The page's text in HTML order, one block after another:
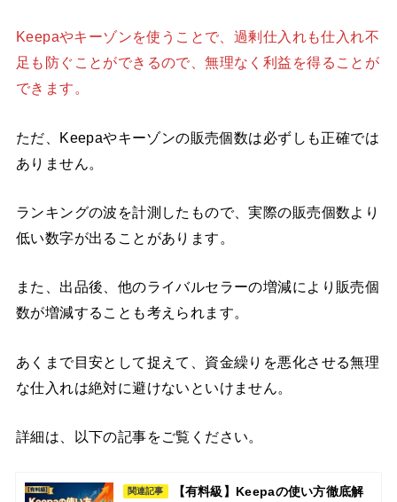
Keepaやキーゾンを使うことで、過剰仕入れも仕入れ不
足も防ぐことができるので、無理なく利益を得ることが
できます。
ただ、Keepaやキーゾンの販売個数は必ずしも正確では
ありません。
ランキングの波を計測したもので、実際の販売個数より
低い数字が出ることがあります。
また、出品後、他のライバルセラーの増減により販売個
数が増減することも考えられます。
あくまで目安として捉えて、資金繰りを悪化させる無理
な仕入れは絶対に避けないといけません。
詳細は、以下の記事をご覧ください。
関連記事 【有料級】Keepaの使い方徹底解